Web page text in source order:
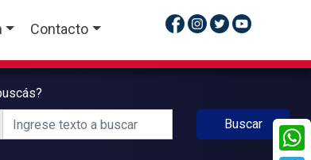
Contacto
Buscar